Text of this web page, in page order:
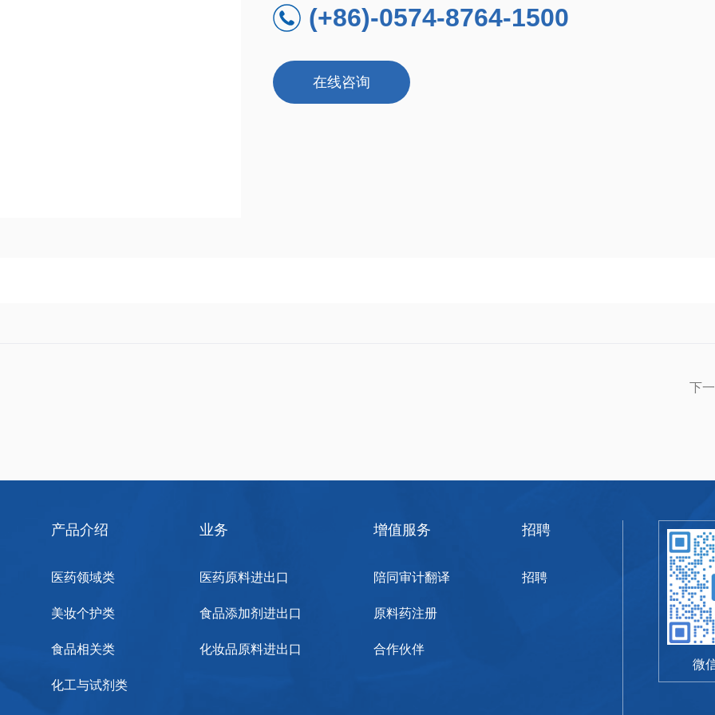
(+86)-0574-8764-1500
在线咨询
下
产品介绍
医药领域类
美妆个护类
食品相关类
化工与试剂类
业务
医药原料进出口
食品添加剂进出口
化妆品原料进出口
增值服务
陪同审计翻译
原料药注册
合作伙伴
招聘
招聘
微